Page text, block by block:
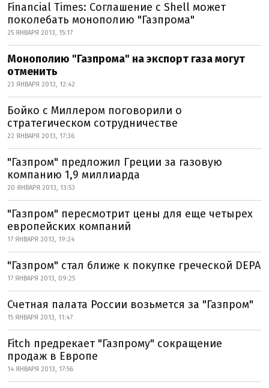
Financial Times: Соглашение с Shell может
поколебать монополию "Газпрома"
25 ЯНВАРЯ 2013, 15:17
Монополию "Газпрома" на экспорт газа могут
отменить
23 ЯНВАРЯ 2013, 12:42
Бойко с Миллером поговорили о
стратегическом сотрудничестве
22 ЯНВАРЯ 2013, 17:36
"Газпром" предложил Греции за газовую
компанию 1,9 миллиарда
20 ЯНВАРЯ 2013, 13:53
"Газпром" пересмотрит цены для еще четырех
европейских компаний
17 ЯНВАРЯ 2013, 19:24
"Газпром" стал ближе к покупке греческой DEPA
17 ЯНВАРЯ 2013, 09:25
Счетная палата России возьмется за "Газпром"
15 ЯНВАРЯ 2013, 11:47
Fitch предрекает "Газпрому" сокращение
продаж в Европе
14 ЯНВАРЯ 2013, 17:56